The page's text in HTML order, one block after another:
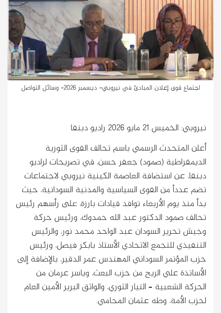
اجتماع قوى إعلان المبادئ في نيروبي- ديسمبر 2026- وسائل التواصل
نيروبي: الخميس 21 مايو 2026 راديو دبنقا
أعلن المتحدث الرسمي باسم تحالف القوى الثورية
الديمقراطية (صمود) جعفر حسن، في تصريحات لراديو
دبنقا، عن استضافة العاصمة الكينية نيروبي لاجتماعات
تضم عدداً من القوى السياسية والمدنية السودانية، حيث
بدأ منذ يوم الأربعاء توافد قيادات بارزة، على رأسهم رئيس
تحالف صمود الدكتور عبد الله حمدوك، ورئيس حركة
وجيش تحرير السودان عبد الواحد محمد نور، والرئيس
التنفيذي للتجمع الاتحادي الأستاذ بابكر فيصل، ورئيس
حزب المؤتمر السوداني المهندس عمر الدقير، بالإضافة إلى
الأساتذة علي الريح من حزب البعث، وياسر عرمان من
الحركة الشعبية – التيار الثوري، والواثق البرير الأمين العام
لحزب الأمة، وطه عثمان المحامي.